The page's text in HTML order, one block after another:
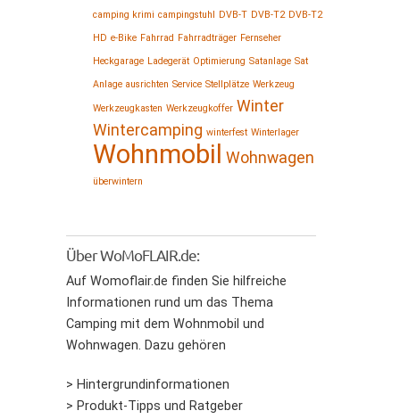
camping krimi campingstuhl DVB-T DVB-T2 DVB-T2
HD e-Bike Fahrrad Fahrradträger Fernseher
Heckgarage Ladegerät Optimierung Satanlage Sat
Anlage ausrichten Service Stellplätze Werkzeug
Werkzeugkasten Werkzeugkoffer Winter
Wintercamping winterfest Winterlager
Wohnmobil Wohnwagen
überwintern
Über WoMoFLAIR.de:
Auf Womoflair.de finden Sie hilfreiche
Informationen rund um das Thema
Camping mit dem Wohnmobil und
Wohnwagen. Dazu gehören
> Hintergrundinformationen
> Produkt-Tipps und Ratgeber